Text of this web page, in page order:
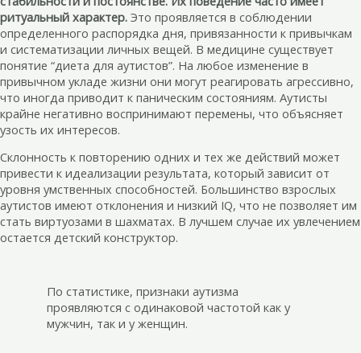
ритуальный характер. Это проявляется в соблюдении
определенного распорядка дня, привязанности к привычкам
и систематизации личных вещей. В медицине существует
понятие “диета для аутистов”. На любое изменение в
привычном укладе жизни они могут реагировать агрессивно,
что иногда приводит к паническим состояниям. Аутисты
крайне негативно воспринимают перемены, что объясняет
узость их интересов.
Склонность к повторению одних и тех же действий может
привести к идеализации результата, который зависит от
уровня умственных способностей. Большинство взрослых
аутистов имеют отклонения и низкий IQ, что не позволяет им
стать виртуозами в шахматах. В лучшем случае их увлечением
остается детский конструктор.
По статистике, признаки аутизма
проявляются с одинаковой частотой как у
мужчин, так и у женщин.